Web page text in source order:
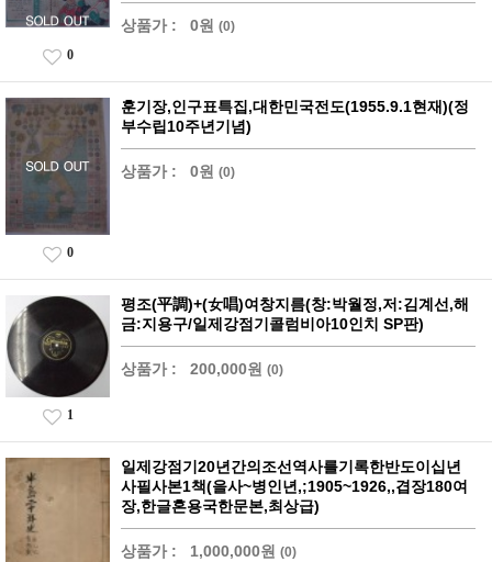
상품가 : 0원 (0)
0
훈기장,인구표특집,대한민국전도(1955.9.1현재)(정
부수립10주년기념)
상품가 : 0원 (0)
0
평조(平調)+(女唱)여창지름(창:박월정,저:김계선,해
금:지용구/일제강점기콜럼비아10인치 SP판)
상품가 : 200,000원 (0)
1
일제강점기20년간의조선역사를기록한반도이십년
사필사본1책(을사~병인년,;1905~1926,,겹장180여
장,한글혼용국한문본,최상급)
상품가 : 1,000,000원 (0)